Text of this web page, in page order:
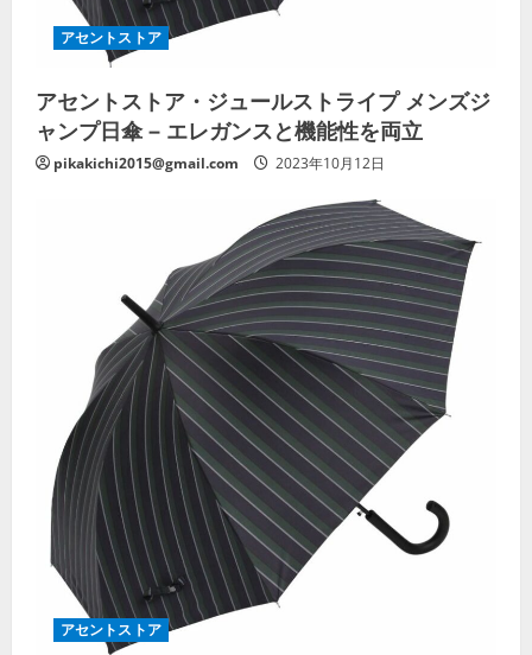
アセントストア
アセントストア・ジュールストライプ メンズジ
ャンプ日傘 – エレガンスと機能性を両立
pikakichi2015@gmail.com 2023年10月12日
アセントストア